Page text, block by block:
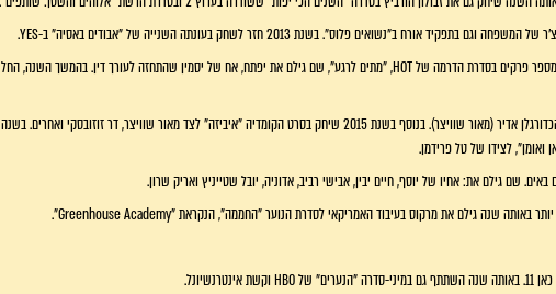
בשנת 2014 שיחק בתפקיד אורח בסדרה "70 מיליון סיבות לעושר", ושיחק במספר פרקים בסדרת הדרמה של HOT, "מתים לרגע", שם גילם את יפתח, אח של יסמין שהתחזה לעורך דין. בהמשך השנה, החל
בשנת 2015 שיחק בקומדיית המצבים "שחקן זר" בערוץ 2, בתור הסוכן של הכדורגלן אדיר (מאור שוויצר). בנוסף בשנת 2015 שיחק בסרט הקומדיה "איביזה" לצד מאור שוויצר, דר זוזובסקי ואחרים. בשנה
לצידו של טל פרידמן.